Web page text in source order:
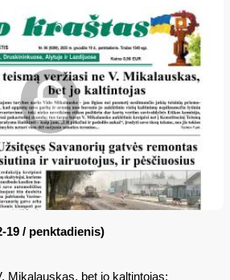
19 / penktadienis)
Mikalauskas, bet jo kaltintojas;